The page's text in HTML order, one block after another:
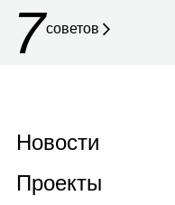
7советов
Новости
Проекты